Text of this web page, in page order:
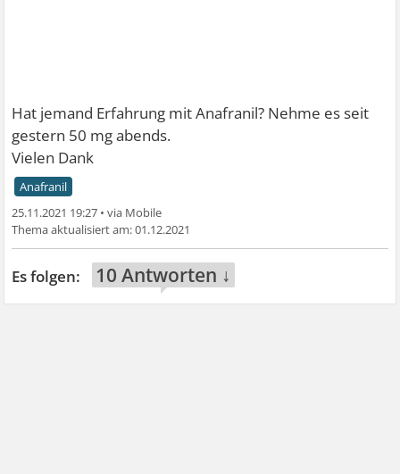
Hat jemand Erfahrung mit Anafranil? Nehme es seit
gestern 50 mg abends.
Vielen Dank
Anafranil
25.11.2021 19:27 •
01.12.2021
10 Antworten ↓